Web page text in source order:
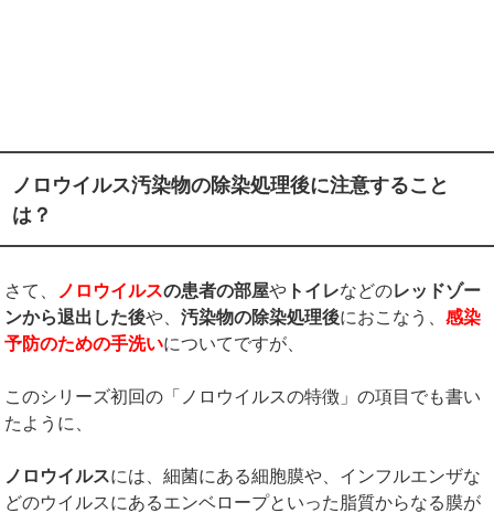
ノロウイルス汚染物の除染処理後に注意すること
は？
さて、 ノロウイルスの患者の部屋や トイレなどのレッドゾー
ンから退出した後や、汚染物の除染処理後におこなう、感染
予防のための手洗いについてですが、
このシリーズ初回の「ノロウイルスの特徴」の項目でも書い
たように、
ノロウイルスには、細菌にある細胞膜や、インフルエンザな
どのウイルスにあるエンベロープといった脂質からなる膜が